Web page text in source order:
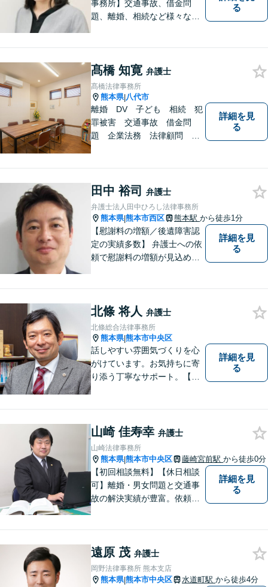
事務所】交通事故、借金問
題、離婚、相続など様々な問
い！
る
髙橋 知寛 弁護士
髙橋法律事務所
熊本県|八代市
離婚 DV 子ども 相続 犯
罪被害 交通事故 借金問
題 企業法務 法律顧問
詳細を見
る
田中 裕司 弁護士
弁護士法人田中ひろし法律事務所
熊本県|熊本市西区 熊本駅 から徒歩1分
【慰謝料の増額／後遺障害認
定の実績多数】 弁護士への依
頼で慰謝料の増額が見込めま
ノウハウ多数】相続手続きか
ら遺言書までトータルサポー
ト【JR熊本駅から徒歩1分】
詳細を見
る
北條 将人 弁護士
北條総合法律事務所
熊本県|熊本市中央区
話しやすい雰囲気づくりを心
がけています。お気持ちに寄
り添う丁寧なサポート。【借
ート。企業からのご相談も承
ります【交通事故】弁護士費
用特約の利用可【夜間・休日
面談可】
詳細を見
る
山崎 佳寿幸 弁護士
山崎法律事務所
熊本県|熊本市中央区 藤崎宮前駅 から徒歩0分
【初回相談無料】【休日相談
可】離婚・男女問題と交通事
故の解決実績が豊富。依頼者
ださい。【熊本市中心部】地
域に密着した町医者みたいな
弁護士です。
詳細を見
る
遠原 茂 弁護士
岡野法律事務所 熊本支店
熊本県|熊本市中央区 水道町駅 から徒歩4分